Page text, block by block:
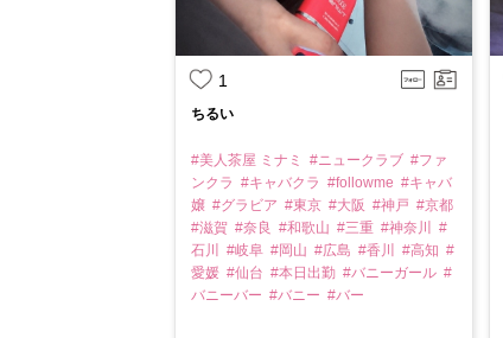
1
ちるい
#美人茶屋 ミナミ #ニュークラブ #ファ
ンクラ #キャバクラ #followme #キャバ
嬢 #グラビア #東京 #大阪 #神戸 #京都
#滋賀 #奈良 #和歌山 #三重 #神奈川
#
石川
#岐阜 #岡山 #広島 #香川 #高知 #
愛媛 #仙台 #本日出勤 #バニーガール #
バニーバー #バニー #バー